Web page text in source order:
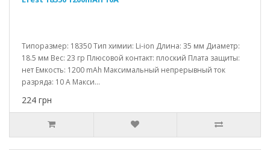
Типоразмер: 18350 Тип химии: Li-ion Длина: 35 мм Диаметр:
18.5 мм Вес: 23 гр Плюсовой контакт: плоский Плата защиты:
нет Емкость: 1200 mAh Максимальный непрерывный ток
разряда: 10 A Макси...
224 грн